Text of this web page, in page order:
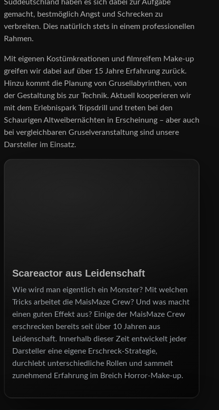
Süddeutschland haben es sich dabei zur Aufgabe
gemacht, bestmöglich Angst und Schrecken zu
verbreiten. Dies natürlich stets in einem professionellen
Rahmen.
Mit eigenen Kostümkreationen und filmreifem Make-up
greifen wir dabei auf über 15 Jahre Erfahrung zurück.
Hinzu kommt die Planung von Grusellabyrinthen, von
der Gestaltung bis zur Technik. Aktuell kooperieren wir
mit dem Erlebnispark Tripsdrill und treten bei den
Schaurigen Altweibernächten in Erscheinung – aber auch
bei vergleichbaren Gruselveranstaltung sind unsere
Darsteller im Einsatz.
Scareactor aus Leidenschaft
Wie wird man eigentlich ein Monster? Mit welchen
Tricks arbeitet die MaisMaze Crew? Und was macht
einen guten Effekt aus? Einige der MaisMaze Crew
erschrecken bereits seit über 10 Jahren aus
Leidenschaft. Innerhalb dieser Zeit entwickelt jeder
Darsteller eine eigene Erschreck-Strategie,
durchlebt unterschiedliche Rollen und sammelt
zunehmend Erfahrung im Breich Horror-Make-up.